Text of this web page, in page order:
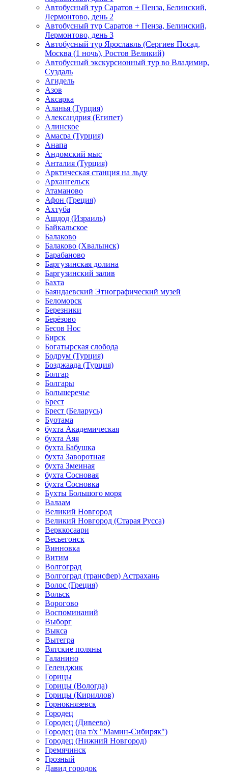
Автобусный тур Саратов + Пенза, Белинский,
Лермонтово, день 2
Автобусный тур Саратов + Пенза, Белинский,
Лермонтово, день 3
Автобусный тур Ярославль (Сергиев Посад,
Москва (1 ночь), Ростов Великий)
Автобусный экскурсионный тур во Владимир,
Суздаль
Агидель
Азов
Аксарка
Аланья (Турция)
Александрия (Египет)
Алинское
Амасра (Турция)
Анапа
Андомский мыс
Анталия (Турция)
Арктическая станция на льду
Архангельск
Атаманово
Афон (Греция)
Ахтуба
Ашдод (Израиль)
Байкальское
Балаково
Балаково (Хвалынск)
Барабаново
Баргузинская долина
Баргузинский залив
Бахта
Баяндаевский Этнографический музей
Беломорск
Березники
Берёзово
Бесов Нос
Бирск
Богатырская слобода
Бодрум (Турция)
Бозджаада (Турция)
Болгар
Болгары
Большеречье
Брест
Брест (Беларусь)
Буотама
бухта Академическая
бухта Аяя
бухта Бабушка
бухта Заворотная
бухта Змеиная
бухта Сосновая
бухта Сосновка
Бухты Большого моря
Валаам
Великий Новгород
Великий Новгород (Старая Русса)
Верккосаари
Весьегонск
Винновка
Витим
Волгоград
Волгоград (трансфер) Астрахань
Волос (Греция)
Вольск
Ворогово
Воспоминаний
Выборг
Выкса
Вытегра
Вятские поляны
Галанино
Геленджик
Горицы
Горицы (Вологда)
Горицы (Кириллов)
Горнокнязевск
Городец
Городец (Дивеево)
Городец (на т/х "Мамин-Сибиряк")
Городец (Нижний Новгород)
Гремячинск
Грозный
Давид городок